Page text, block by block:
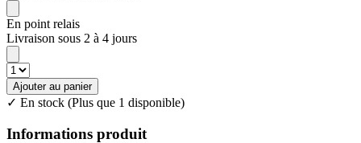
En point relais
Livraison sous 2 à 4 jours
Ajouter au panier
✓ En stock (Plus que 1 disponible)
Informations produit